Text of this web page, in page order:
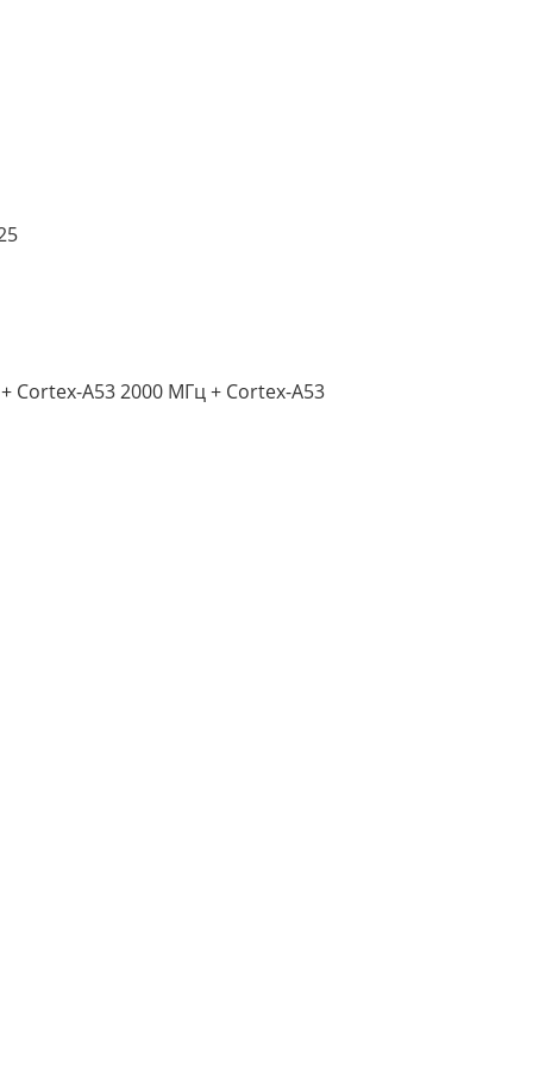
Cortex-A53 2000 МГц + Cortex-A53